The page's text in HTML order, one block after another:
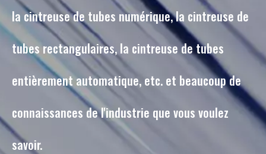
la cintreuse de tubes numérique, la cintreuse de
tubes rectangulaires, la cintreuse de tubes
entièrement automatique, etc. et beaucoup de
connaissances de l'industrie que vous voulez
savoir.